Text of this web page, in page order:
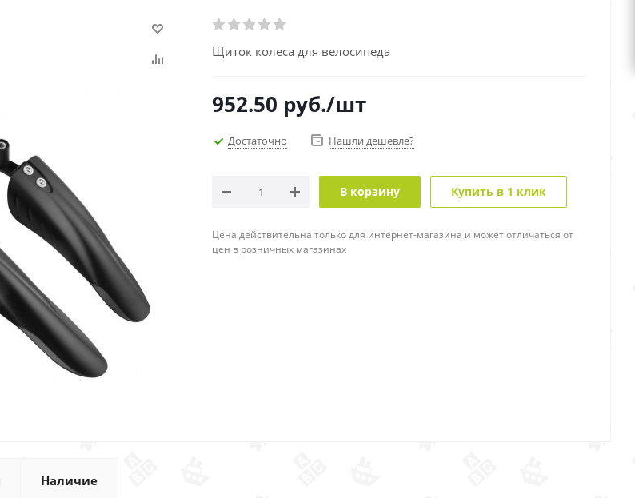
Щиток колеса для велосипеда
952.50 руб./шт
Достаточно Нашли дешевле?
В корзину Купить в 1 клик
Цена действительна только для интернет-магазина и может отличаться от
цен в розничных магазинах
Наличие